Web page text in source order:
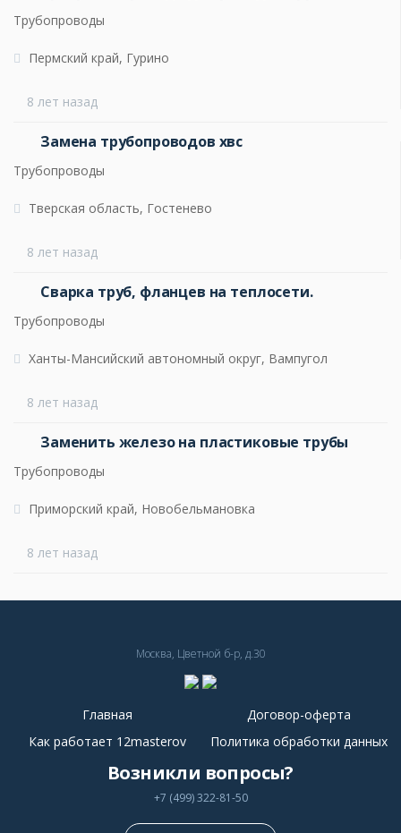
Трубопроводы
8 лет назад
Пермский край, Гурино
Замена трубопроводов хвс
Трубопроводы
8 лет назад
Тверская область, Гостенево
Сварка труб, фланцев на теплосети.
Трубопроводы
8 лет назад
Ханты-Мансийский автономный округ, Вампугол
Заменить железо на пластиковые трубы
Трубопроводы
8 лет назад
Приморский край, Новобельмановка
Москва, Цветной б-р, д.30
Главная
Договор-оферта
Как работает 12masterov
Политика обработки данных
Возникли вопросы?
+7 (499) 322-81-50